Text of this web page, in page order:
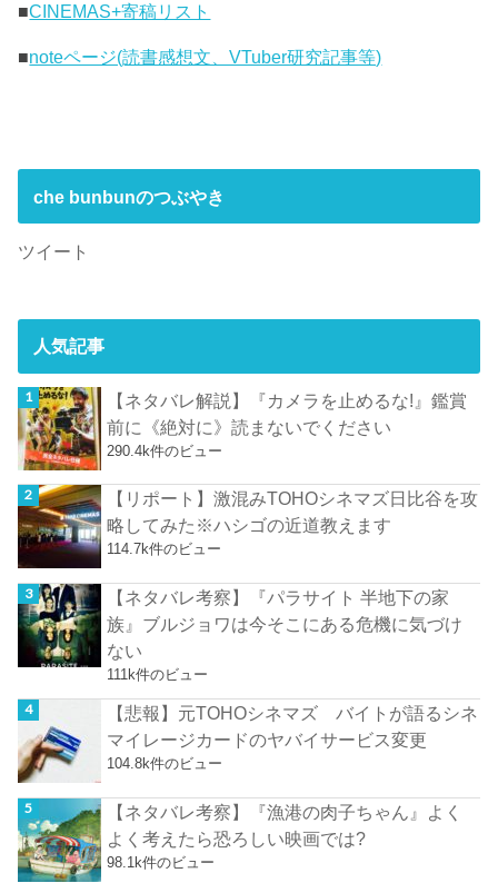
■CINEMAS+寄稿リスト
■noteページ(読書感想文、VTuber研究記事等)
che bunbunのつぶやき
ツイート
人気記事
【ネタバレ解説】『カメラを止めるな!』鑑賞
前に《絶対に》読まないでください
290.4k件のビュー
【リポート】激混みTOHOシネマズ日比谷を攻
略してみた※ハシゴの近道教えます
114.7k件のビュー
【ネタバレ考察】『パラサイト 半地下の家
族』ブルジョワは今そこにある危機に気づけ
ない
111k件のビュー
【悲報】元TOHOシネマズ バイトが語るシネ
マイレージカードのヤバイサービス変更
104.8k件のビュー
【ネタバレ考察】『漁港の肉子ちゃん』よく
よく考えたら恐ろしい映画では?
98.1k件のビュー